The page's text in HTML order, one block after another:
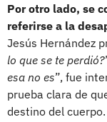
Por otro lado, se
referirse a la
Jesús Hernández
lo que se te perdió?
esa no es”, fue
prueba clara de
destino del cuerpo.